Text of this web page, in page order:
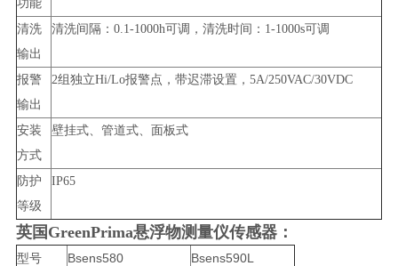
功能
清洗
输出
清洗间隔：0.1-1000h可调，清洗时间：1-1000s可调
报警
输出
2组独立Hi/Lo报警点，带迟滞设置，5A/250VAC/30VDC
安装
方式
壁挂式、管道式、面板式
防护
等级
IP65
英国GreenPrima悬浮物测量仪传感器：
型号 Bsens580
Bsens590L